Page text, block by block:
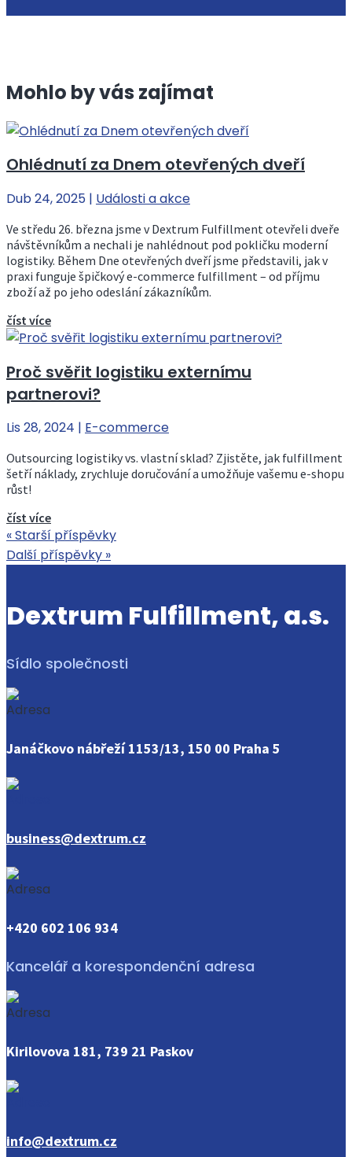
Mohlo by vás zajímat
Ohlédnutí za Dnem otevřených dveří
Dub 24, 2025 | Události a akce
Ve středu 26. března jsme v Dextrum Fulfillment otevřeli dveře
návštěvníkům a nechali je nahlédnout pod pokličku moderní
logistiky. Během Dne otevřených dveří jsme představili, jak v
praxi funguje špičkový e-commerce fulfillment – od příjmu
zboží až po jeho odeslání zákazníkům.
číst více
Proč svěřit logistiku externímu
partnerovi?
Lis 28, 2024 | E-commerce
Outsourcing logistiky vs. vlastní sklad? Zjistěte, jak fulfillment
šetří náklady, zrychluje doručování a umožňuje vašemu e-shopu
růst!
číst více
« Starší příspěvky
Další příspěvky »
Dextrum Fulfillment, a.s.
Sídlo společnosti
Janáčkovo nábřeží 1153/13, 150 00 Praha 5
business@dextrum.cz
+420 602 106 934
Kancelář a korespondenční adresa
Kirilovova 181, 739 21 Paskov
info@dextrum.cz